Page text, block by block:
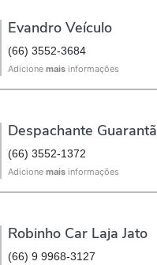
Evandro Veículo
(66) 3552-3684
Adicione mais informações
Despachante Guarantã
(66) 3552-1372
Adicione mais informações
Robinho Car Laja Jato
(66) 9 9968-3127